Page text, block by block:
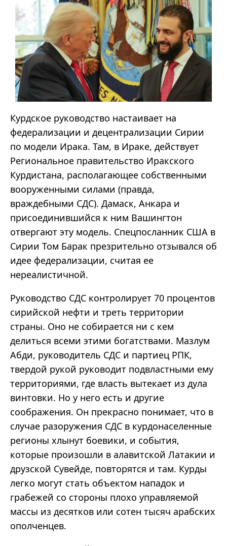
Курдское руководство настаивает на
федерализации и децентрализации Сирии
по модели Ирака. Там, в Ираке, действует
Региональное правительство Иракского
Курдистана, располагающее собственными
вооруженными силами (правда,
враждебными СДС). Дамаск, Анкара и
присоединившийся к ним Вашингтон
отвергают эту модель. Спецпосланник США в
Сирии Том Барак презрительно отзывался об
идее федерализации, считая ее
нереалистичной.
Руководство СДС контролирует 70 процентов
сирийской нефти и треть территории
страны. Оно не собирается ни с кем
делиться всеми этими богатствами. Мазлум
Абди, руководитель СДС и партиец РПК,
твердой рукой руководит подвластными ему
территориями, где власть вытекает из дула
винтовки. Но у него есть и другие
соображения. Он прекрасно понимает, что в
случае разоружения СДС в курдонаселенные
регионы хлынут боевики, и события,
которые произошли в алавитской Латакии и
друзской Сувейде, повторятся и там. Курды
легко могут стать объектом нападок и
грабежей со стороны плохо управляемой
массы из десятков или сотен тысяч арабских
ополченцев.